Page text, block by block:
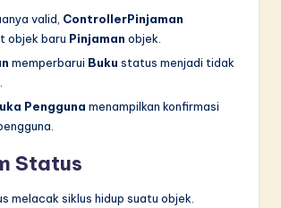
valid, ControllerPinjaman
objek baru Pinjaman objek.
memperbarui Buku status menjadi tidak
Pengguna menampilkan konfirmasi
Status
melacak siklus hidup suatu objek.